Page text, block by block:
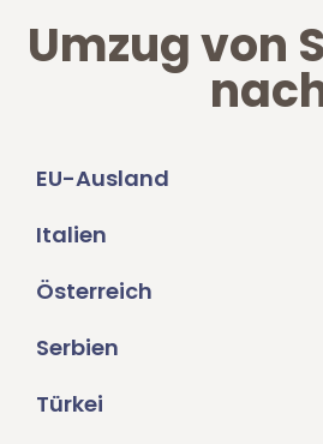
Umzug von
EU-Ausland
Italien
Österreich
Serbien
Türkei